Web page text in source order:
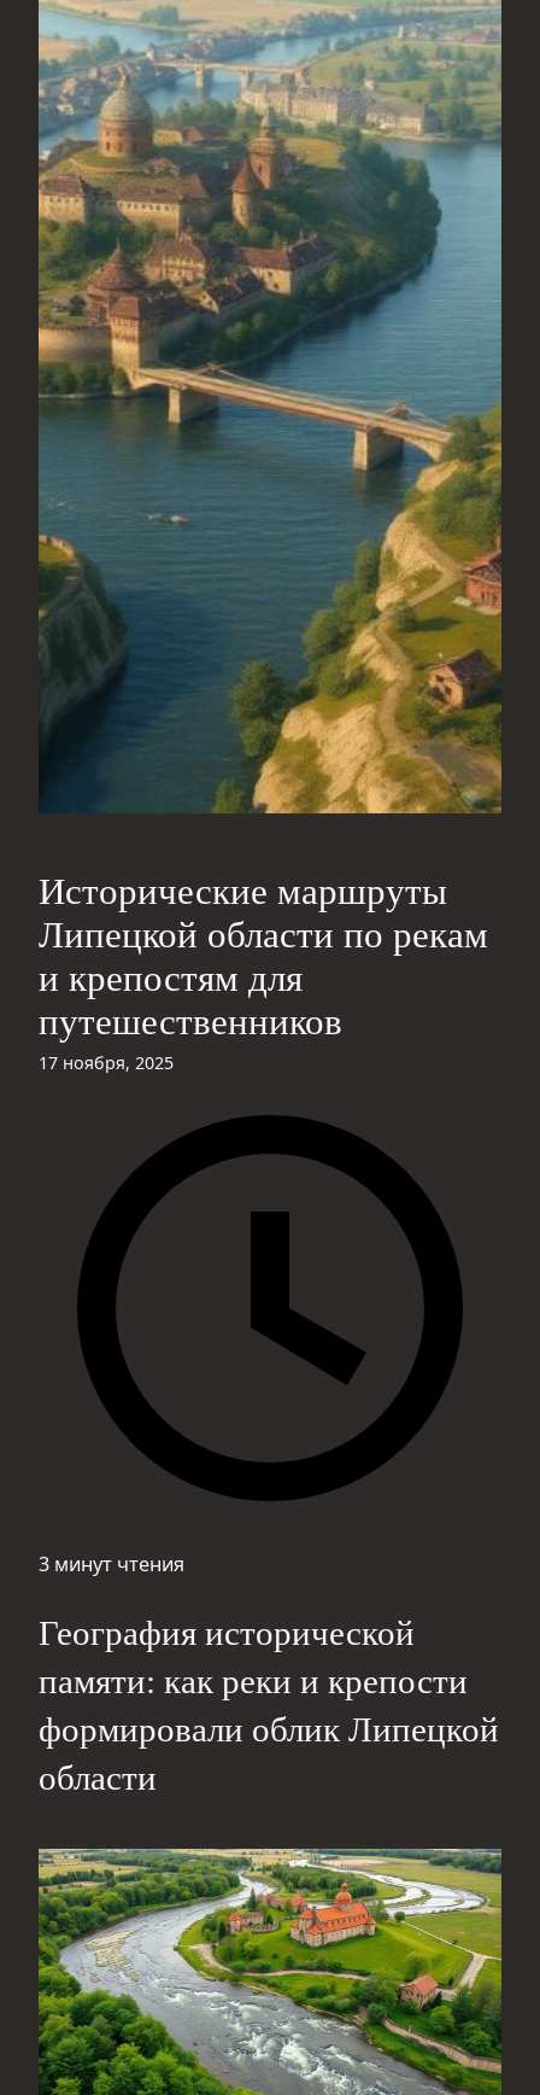
Исторические маршруты
Липецкой области по рекам
и крепостям для
путешественников
17 ноября, 2025
3 минут чтения
География исторической
памяти: как реки и крепости
формировали облик Липецкой
области